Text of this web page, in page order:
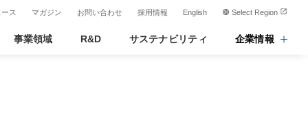
ス マガジン お問い合わせ 採用情報 English Select Region
事業領域 R&D サステナビリティ 企業情報